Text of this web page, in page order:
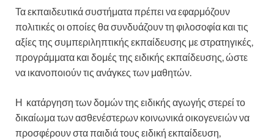
Τα εκπαιδευτικά συστήματα πρέπει να εφαρμόζουν
πολιτικές οι οποίες θα συνδυάζουν τη φιλοσοφία και τις
αξίες της συμπεριληπτικής εκπαίδευσης με στρατηγικές,
προγράμματα και δομές της ειδικής εκπαίδευσης, ώστε
να ικανοποιούν τις ανάγκες των μαθητών.
Η κατάργηση των δομών της ειδικής αγωγής στερεί το
δικαίωμα των ασθενέστερων κοινωνικά οικογενειών να
προσφέρουν στα παιδιά τους ειδική εκπαίδευση,